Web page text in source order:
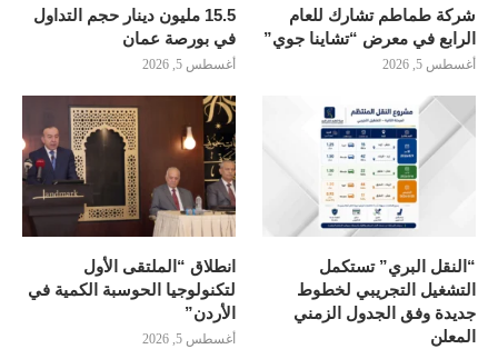
شركة طماطم تشارك للعام
الرابع في معرض “تشاينا جوي”
أغسطس 5, 2026
15.5 مليون دينار حجم التداول
في بورصة عمان
أغسطس 5, 2026
“النقل البري” تستكمل
التشغيل التجريبي لخطوط
جديدة وفق الجدول الزمني
المعلن
انطلاق “الملتقى الأول
لتكنولوجيا الحوسبة الكمية في
الأردن”
أغسطس 5, 2026